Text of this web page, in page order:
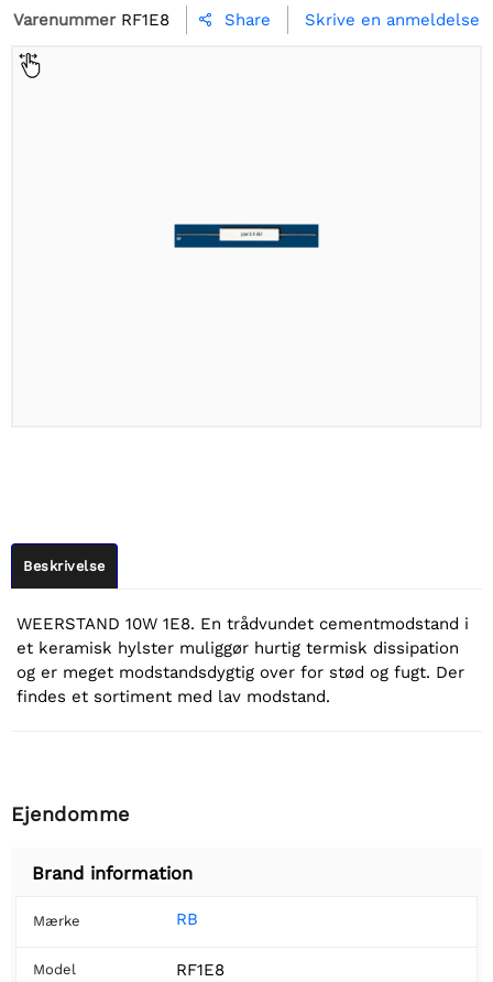
Varenummer RF1E8  Share Skrive en anmeldelse
Beskrivelse
WEERSTAND 10W 1E8. En trådvundet cementmodstand i
et keramisk hylster muliggør hurtig termisk dissipation
og er meget modstandsdygtig over for stød og fugt. Der
findes et sortiment med lav modstand.
Ejendomme
Brand information
Mærke RB
Model RF1E8